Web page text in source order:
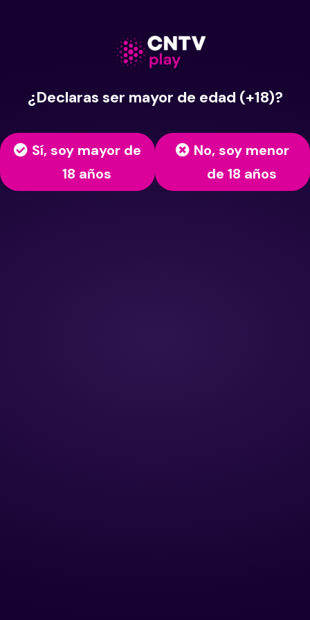
¿Declaras ser mayor de edad (+18)?
Sí, soy mayor de
18 años
No, soy menor
de 18 años